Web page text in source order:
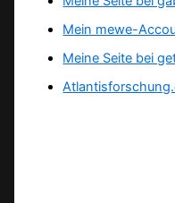
Mein mewe-
Meine Seite bei